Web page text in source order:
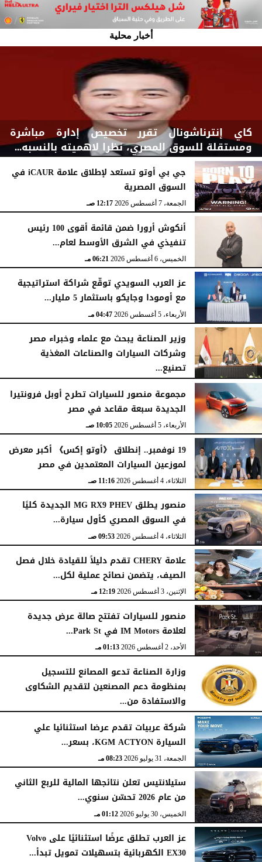
أخبار محلية
كاي إنترناشونال تقرر تخصيص إدارة مباشرة
ومستقلة للسوق المصري، نظرا لاهميته بالنسبه...
اليومالسبت، 8 أغسطس 2026 03:00 مـ
جي بي أوتو تستعد لإطلاق علامة iCAUR في
السوق المصرية
الجمعة، 7 أغسطس 2026 12:17 صـ
أنكوش أرورا ضمن قائمة أقوى 100 رئيس
تنفيذي في الشرق الأوسط لعام...
الخميس، 6 أغسطس 2026 06:21 مـ
عز العرب السويدي توقّع شراكة استراتيجية
مع أومودا وجايكو باستثمار 5 مليار...
الأربعاء، 5 أغسطس 2026 04:47 مـ
وزير الصناعة يبحث مع علماء وخبراء مصر
وشركات السيارات والصناعات المغذية
تصنيع...
الأربعاء، 5 أغسطس 2026
مجموعة منصور للسيارات تطرح أوبل فرونتيرا
الجديدة سبعة مقاعد في مصر
الأربعاء، 5 أغسطس 2026 10:05 صـ
19 نوفمبر.. إنطلاق 《أوتو إكس》 أكبر معرض
لموزعين السيارات المعتمدين في مصر
الثلاثاء، 4 أغسطس 2026 11:16 صـ
منصور يطلق MG RX9 PHEV الجديدة كليًا
في السوق المصري كأول سيارة...
الثلاثاء، 4 أغسطس 2026 09:53 صـ
علامة CHERY تقدم دليلاً للقيادة خلال فصل
الصيف، يتضمن نصائح عملية لكل...
الإثنين، 3 أغسطس 2026 12:19 مـ
منصور للسيارات تفتتح صالة عرض جديدة
لعلامة IM Motors في Park St...
الأحد، 2 أغسطس 2026 01:13 مـ
وزارة الصناعة تدعو المصانع للتسجيل
بمنظومة دعم المصنعين لتقديم الشكاوى
والاستفادة من...
السبت، 1 أغسطس 2026
شركة عربيات تقدم عرضا استثنائيا علي
السيارة KGM ACTYON، بسعر...
الجمعة، 31 يوليو 2026 08:23 مـ
ستيلانتيس تعلن نتائجها المالية للربع الثاني
من عام 2026 تحسّن سنوي...
الخميس، 30 يوليو 2026 01:12 مـ
عز العرب تطلق عرضًا استثنائيًا على Volvo
EX30 الكهربائية بتسهيلات تمويل تبدأ...